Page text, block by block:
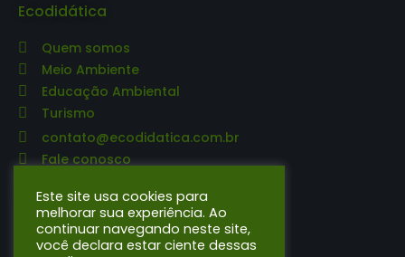
Ecodidática
Quem somos
Meio Ambiente
Educação Ambiental
Turismo
contato@ecodidatica.com.br
Fale conosco
Editora Ecodidática
O que publicamos
Este site usa cookies para
melhorar sua experiência. Ao
continuar navegando neste site,
você declara estar ciente dessas